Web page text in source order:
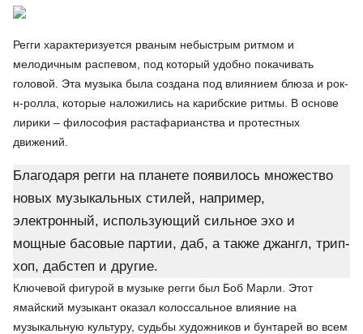
Регги характеризуется рваным небыстрым ритмом и
мелодичным распевом, под который удобно покачивать
головой. Эта музыка была создана под влиянием блюза и рок-
н-ролла, которые наложились на карибские ритмы. В основе
лирики – философия растафарианства и протестных
движений.
Благодаря регги на планете появилось множество
новых музыкальных стилей, например,
электронный, использующий сильное эхо и
мощные басовые партии, даб, а также джангл, трип-
хоп, дабстеп и другие.
Ключевой фигурой в музыке регги был Боб Марли. Этот
ямайский музыкант оказал колоссальное влияние на
музыкальную культуру, судьбы художников и бунтарей во всем